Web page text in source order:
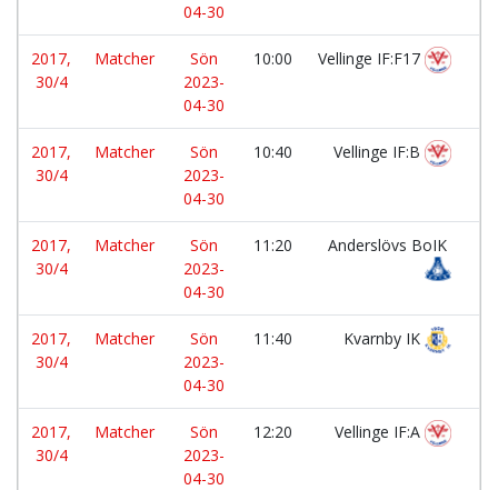
04-30
2017,
30/4
Matcher
Sön
2023-
04-30
10:00 Vellinge IF:F17
2017,
30/4
Matcher
Sön
2023-
04-30
10:40 Vellinge IF:B
2017,
30/4
Matcher
Sön
2023-
04-30
11:20 Anderslövs BoIK
2017,
30/4
Matcher
Sön
2023-
04-30
11:40 Kvarnby IK
2017,
30/4
Matcher
Sön
2023-
04-30
12:20 Vellinge IF:A